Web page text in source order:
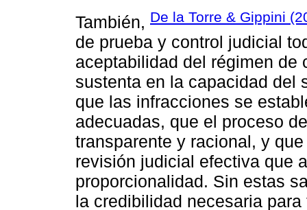
También, De la Torre & Gippini
de prueba y control judicial
aceptabilidad del régimen de
sustenta en la capacidad del
que las infracciones se
adecuadas, que el proceso
transparente y racional, y
revisión judicial efectiva que
proporcionalidad. Sin estas
la credibilidad necesaria